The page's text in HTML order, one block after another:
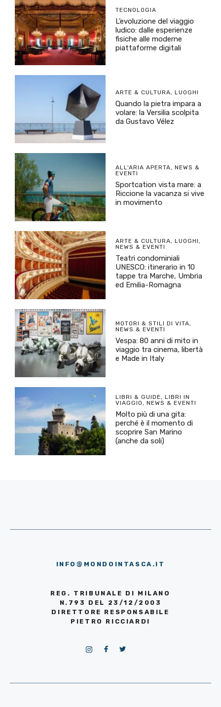
TECNOLOGIA
L’evoluzione del viaggio
ludico: dalle esperienze
fisiche alle moderne
piattaforme digitali
ARTE & CULTURA, LUOGHI
Quando la pietra impara a
volare: la Versilia scolpita
da Gustavo Vélez
ALL'ARIA APERTA, NEWS &
EVENTI
Sportcation vista mare: a
Riccione la vacanza si vive
in movimento
ARTE & CULTURA, LUOGHI,
NEWS & EVENTI
Teatri condominiali
UNESCO: itinerario in 10
tappe tra Marche, Umbria
ed Emilia-Romagna
MOTORI & STILI DI VITA,
NEWS & EVENTI
Vespa: 80 anni di mito in
viaggio tra cinema, libertà
e Made in Italy
LIBRI & GUIDE, LIBRI IN
VIAGGIO, NEWS & EVENTI
Molto più di una gita:
perché è il momento di
scoprire San Marino
(anche da soli)
INFO@MONDOINTASCA.IT
REG. TRIBUNALE DI MILANO
N.793 DEL 23/12/2003
DIRETTORE RESPONSABILE
PIETRO RICCIARDI